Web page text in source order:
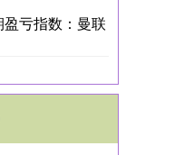
亏指数：曼联